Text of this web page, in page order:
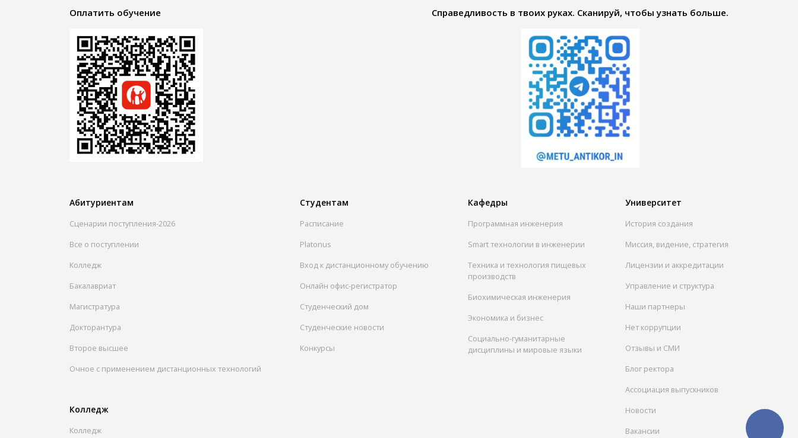
Оплатить обучение Справедливость в твоих руках. Сканируй, чтобы узнать больше.
Абитуриентам
Сценарии поступления-2026
Все о поступлении
Колледж
Бакалавриат
Магистратура
Докторантура
Второе высшее
Очное с применением дистанционных технологий
Колледж
Колледж
Студентам
Расписание
Platonus
Вход к дистанционному обучению
Онлайн офис-регистратор
Студенческий дом
Студенческие новости
Конкурсы
Кафедры
Программная инженерия
Smart технологии в инженерии
Техника и технология пищевых
производств
Биохимическая инженерия
Экономика и бизнес
Социально-гуманитарные
дисциплины и мировые языки
Университет
История создания
Миссия, видение, стратегия
Лицензии и аккредитации
Управление и структура
Наши партнеры
Нет коррупции
Отзывы и СМИ
Блог ректора
Ассоциация выпускников
Новости
Вакансии